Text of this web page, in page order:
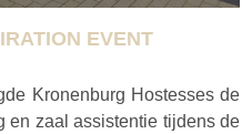
EVENT
Kronenburg Hostesses de
en zaal assistentie tijdens de